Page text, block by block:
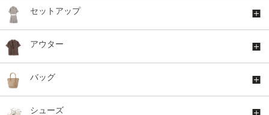
セットアップ
アウター
バッグ
シューズ